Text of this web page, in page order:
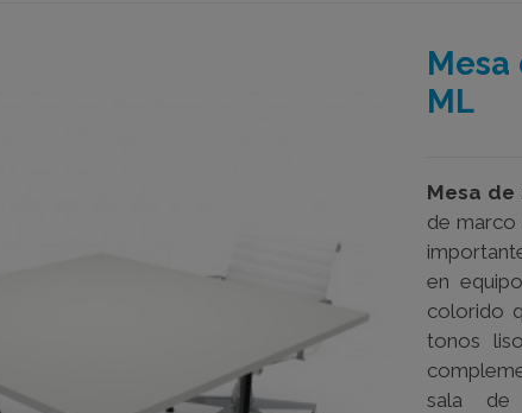
Mesa
ML
Mesa
de marco
en
colorido
tonos
sala de